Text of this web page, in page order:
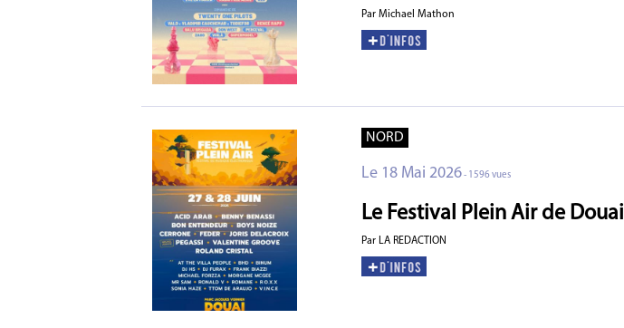
Par Michael Mathon
NORD
Le 18 Mai 2026- 1596 vues
Le Festival Plein Air de Douai
Par LA REDACTION